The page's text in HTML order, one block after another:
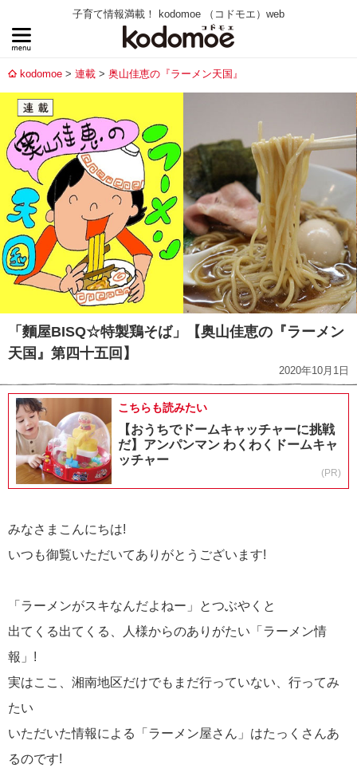
子育て情報満載！ kodomoe （コドモエ）web
kodomoe 連載 奥山佳恵の『ラーメン天国』
「麵屋BISQ☆特製鶏そば」【奥山佳恵の『ラーメン
天国』第四十五回】
2020年10月1日
こちらも読みたい
【おうちでドームキャッチャーに挑戦
だ】アンパンマン わくわくドームキャ
ッチャー
(PR)
みなさまこんにちは!
いつも御覧いただいてありがとうございます!
「ラーメンがスキなんだよねー」とつぶやくと
出てくる出てくる、人様からのありがたい「ラーメン情
報」!
実はここ、湘南地区だけでもまだ行っていない、行ってみ
たい
いただいた情報による「ラーメン屋さん」はたっくさんあ
るのです!